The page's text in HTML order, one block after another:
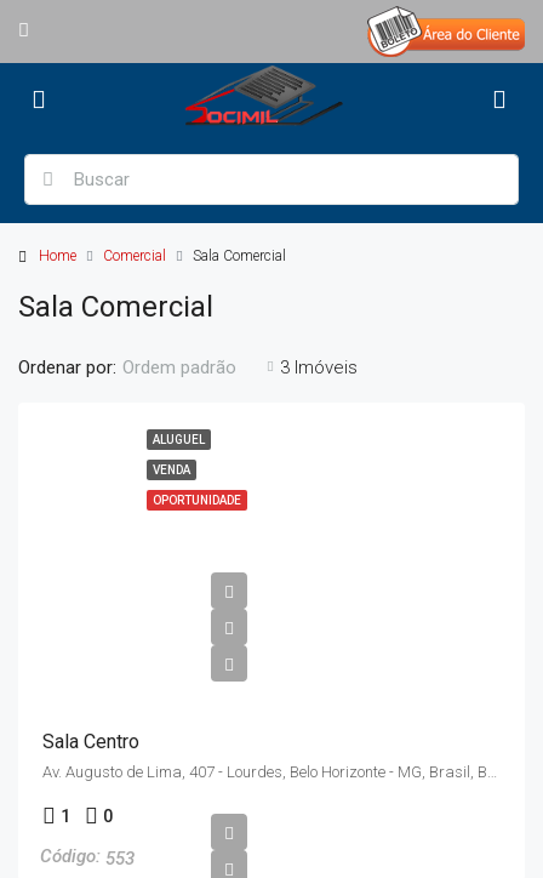
Home Comercial Sala Comercial
Sala Comercial
3 Imóveis
Ordenar por: Ordem padrão
ALUGUEL
VENDA
OPORTUNIDADE
Sala Centro
Av. Augusto de Lima, 407 - Lourdes, Belo Horizonte - MG, Brasil, Belo Horizonte
553
1 0